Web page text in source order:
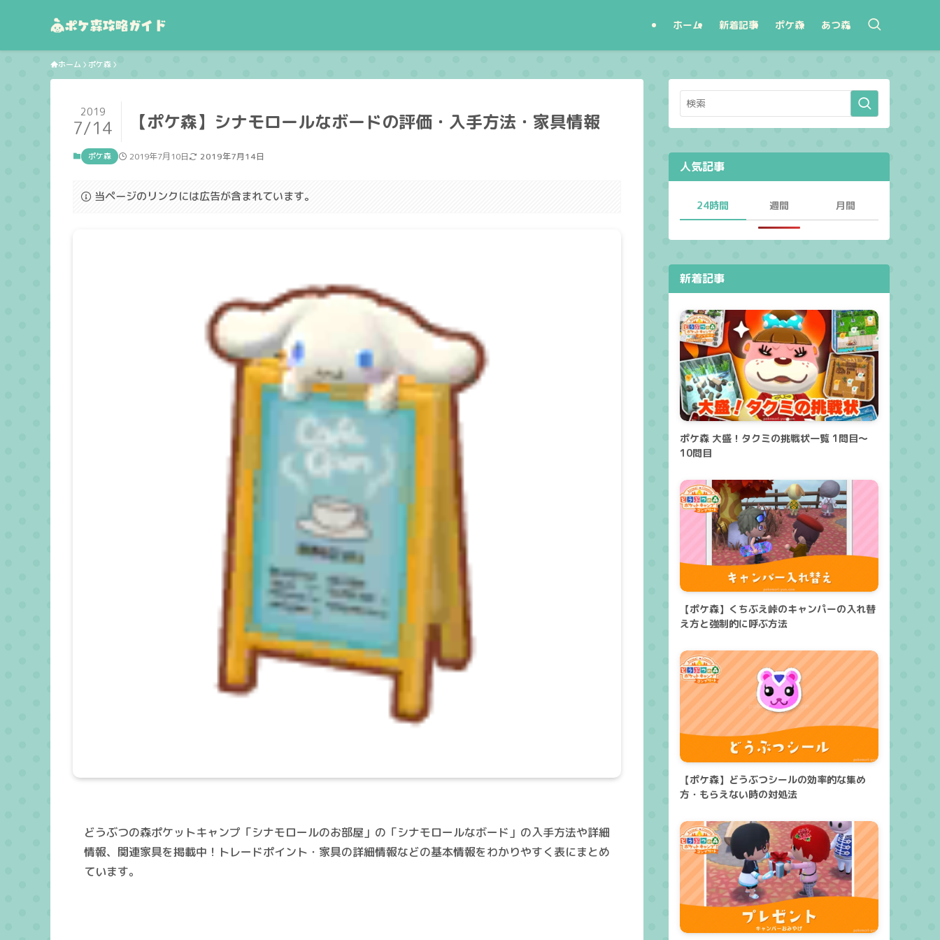
ホーム 新着記事 ポケ森 あつ森
ホーム ポケ森
【ポケ森】シナモロールなボードの評価・入手方法・家具情報
2019
7/14
ポケ森 2019年7月10日 2019年7月14日
当ページのリンクには広告が含まれています。
どうぶつの森ポケットキャンプ「シナモロールのお部屋」の「シナモロールなボード」の入手方法や詳細
情報、関連家具を掲載中！トレードポイント・家具の詳細情報などの基本情報をわかりやすく表にまとめ
ています。
人気記事
24時間 週間 月間
新着記事
ポケ森 大盛！タクミの挑戦状一覧 1問目～
10問目
【ポケ森】くちぶえ峠のキャンパーの入れ替
え方と強制的に呼ぶ方法
【ポケ森】どうぶつシールの効率的な集め
方・もらえない時の対処法